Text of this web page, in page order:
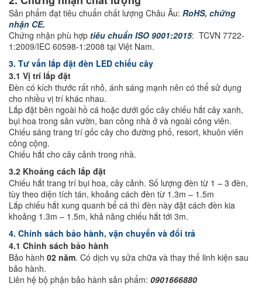
Sản phẩm đạt tiêu chuẩn chất lượng Châu Âu: RoHS, chứng
nhận CE.
Chứng nhận phù hợp tiêu chuẩn ISO 9001:2015: TCVN 7722-
1:2009/IEC 60598-1:2008 tại Việt Nam.
3. Tư vấn lắp đặt đèn LED chiếu cây
3.1 Vị trí lắp đặt
Đèn có kích thước rất nhỏ, ánh sáng mạnh nên có thể sử dụng
cho nhiều vị trí khác nhau.
Lắp đặt bên ngoài hồ cá hoặc dưới gốc cây chiếu hắt cây xanh,
bụi hoa trong sân vườn, ban công nhà ở và ngoài công viên.
Chiếu sáng trang trí gốc cây cho đường phố, resort, khuôn viên
công cộng.
Chiếu hắt cho cây cảnh trong nhà.
3.2 Khoảng cách lắp đặt
Chiếu hắt trang trí bụi hoa, cây cảnh. Số lượng đèn từ 1 – 3 đèn,
tùy theo diện tích tán, khoảng cách đèn từ 1.3m – 1.5m
Lắp chiếu hắt xung quanh bể cá thì đèn này đặt cách đèn kia
khoảng 1.3m – 1.5m, khả năng chiếu hắt tới 3m.
4. Chính sách bảo hành, vận chuyển và đổi trả
4.1 Chính sách bảo hành
Bảo hành 02 năm. Có dịch vụ sửa chữa và thay thế linh kiện sau
bảo hành.
Liên hệ bộ phận bảo hành sản phẩm: 0901666880